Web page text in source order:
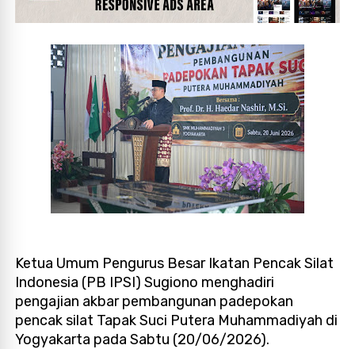
Ketua Umum Pengurus Besar Ikatan Pencak Silat
Indonesia (PB IPSI) Sugiono menghadiri
pengajian akbar pembangunan padepokan
pencak silat Tapak Suci Putera Muhammadiyah di
Yogyakarta pada Sabtu (20/06/2026).